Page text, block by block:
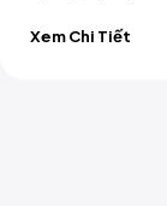
Xem Chi Tiết